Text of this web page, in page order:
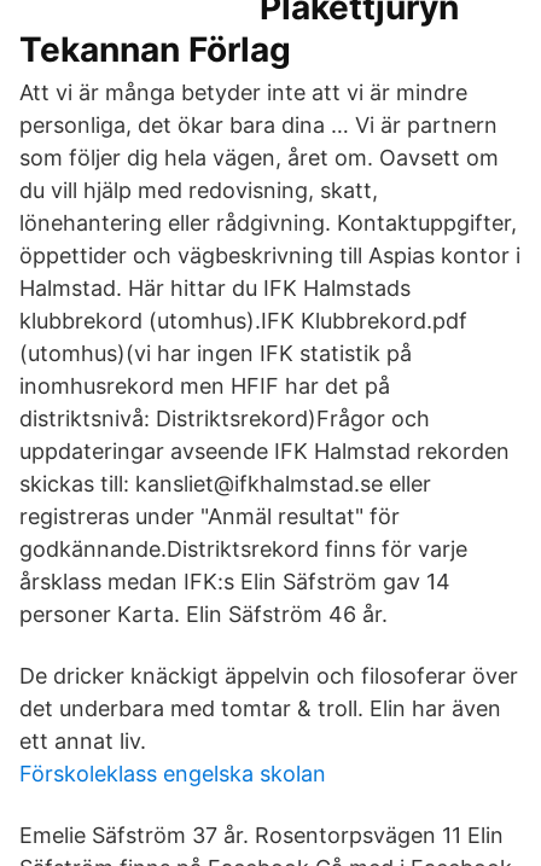
Tekannan Förlag
Att vi är många betyder inte att vi är mindre
personliga, det ökar bara dina … Vi är partnern
som följer dig hela vägen, året om. Oavsett om
du vill hjälp med redovisning, skatt,
lönehantering eller rådgivning. Kontaktuppgifter,
öppettider och vägbeskrivning till Aspias kontor i
Halmstad. Här hittar du IFK Halmstads
klubbrekord (utomhus).IFK Klubbrekord.pdf
(utomhus)(vi har ingen IFK statistik på
inomhusrekord men HFIF har det på
distriktsnivå: Distriktsrekord)Frågor och
uppdateringar avseende IFK Halmstad rekorden
skickas till: kansliet@ifkhalmstad.se eller
registreras under "Anmäl resultat" för
godkännande.Distriktsrekord finns för varje
årsklass medan IFK:s Elin Säfström gav 14
personer Karta. Elin Säfström 46 år.
De dricker knäckigt äppelvin och filosoferar över
det underbara med tomtar & troll. Elin har även
ett annat liv.
Förskoleklass engelska skolan
Emelie Säfström 37 år. Rosentorpsvägen 11 Elin